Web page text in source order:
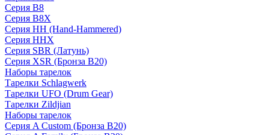
Серия B8
Серия B8X
Серия HH (Hand-Hammered)
Серия HHX
Серия SBR (Латунь)
Серия XSR (Бронза B20)
Наборы тарелок
Тарелки Schlagwerk
Тарелки UFO (Drum Gear)
Тарелки Zildjian
Наборы тарелок
Серия A Custom (Бронза B20)